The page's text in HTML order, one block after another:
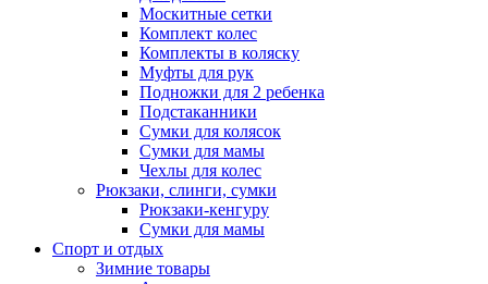
Москитные сетки
Комплект колес
Комплекты в коляску
Муфты для рук
Подножки для 2 ребенка
Подстаканники
Сумки для колясок
Сумки для мамы
Чехлы для колес
Рюкзаки, слинги, сумки
Рюкзаки-кенгуру
Сумки для мамы
Спорт и отдых
Зимние товары